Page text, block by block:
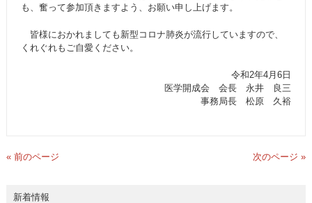
も、奮って参加頂きますよう、お願い申し上げます。
皆様におかれましても新型コロナ肺炎が流行していますので、
くれぐれもご自愛ください。
令和2年4月6日
医学開成会 会長 永井 良三
事務局長 松原 久裕
« 前のページ 次のページ »
新着情報